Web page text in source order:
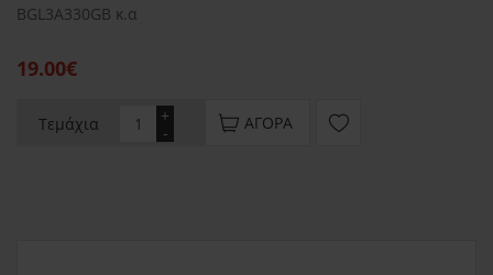
BGL3A330GB κ.α
19.00€
Τεμάχια -
+ ΑΓΟΡΆ